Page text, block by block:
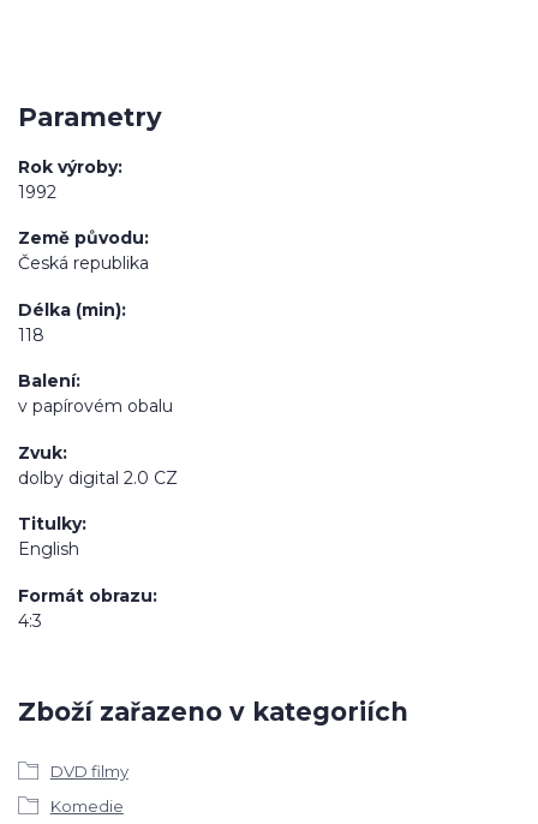
Parametry
Rok výroby
1992
Země původu
Česká republika
Délka (min)
118
Balení
v papírovém obalu
Zvuk
dolby digital 2.0 CZ
Titulky
English
Formát obrazu
4:3
Zboží zařazeno v kategoriích
DVD filmy
Komedie